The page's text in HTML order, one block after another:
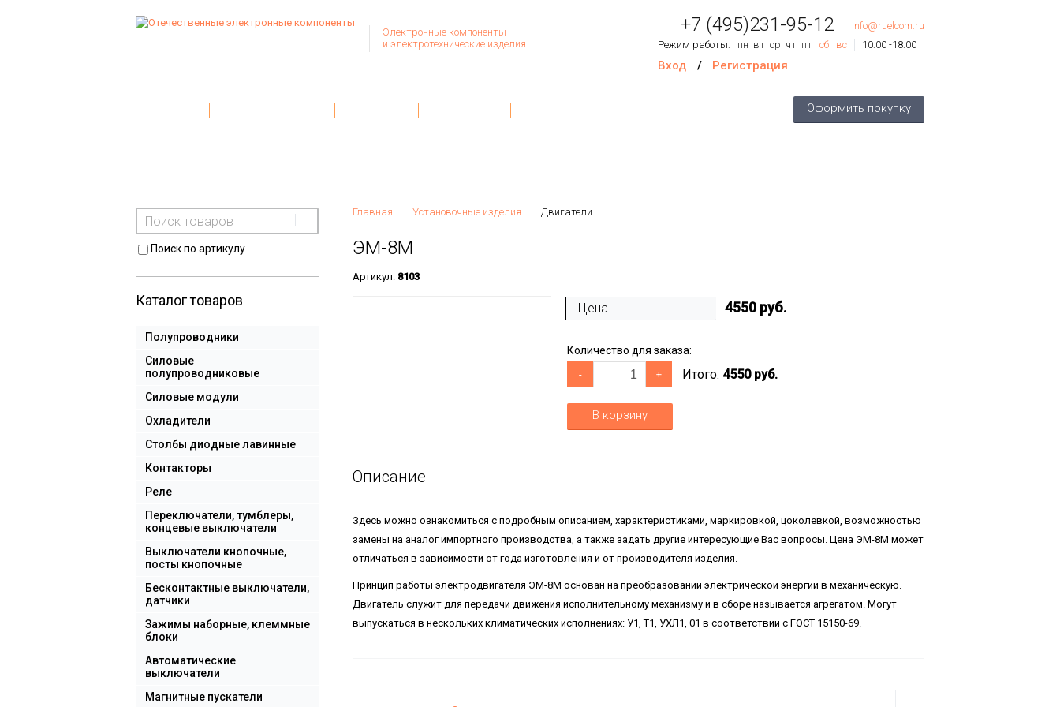
Электронные компоненты
и электротехнические изделия
+7 (495)231-95-12
info@ruelcom.ru
Режим работы:
пн вт ср чт пт сб вс 10:00 -18:00
Вход / Регистрация
Оформить покупку
Главная Установочные изделия Двигатели
ЭМ-8М
Артикул: 8103
Цена 4550 руб.
Количество для заказа:
- + Итого: 4550 руб.
В корзину
Описание
Здесь можно ознакомиться с подробным описанием, характеристиками, маркировкой, цоколевкой, возможностью
замены на аналог импортного производства, а также задать другие интересующие Вас вопросы. Цена ЭМ-8М может
отличаться в зависимости от года изготовления и от производителя изделия.
Принцип работы электродвигателя ЭМ-8М основан на преобразовании электрической энергии в механическую.
Двигатель служит для передачи движения исполнительному механизму и в сборе называется агрегатом. Могут
выпускаться в нескольких климатических исполнениях: У1, Т1, УХЛ1, 01 в соответствии с ГОСТ 15150-69.
Поиск по артикулу
Каталог товаров
Полупроводники
Силовые
полупроводниковые
Силовые модули
Охладители
Столбы диодные лавинные
Контакторы
Реле
Переключатели, тумблеры,
концевые выключатели
Выключатели кнопочные,
посты кнопочные
Бесконтактные выключатели,
датчики
Зажимы наборные, клеммные
блоки
Автоматические
выключатели
Магнитные пускатели